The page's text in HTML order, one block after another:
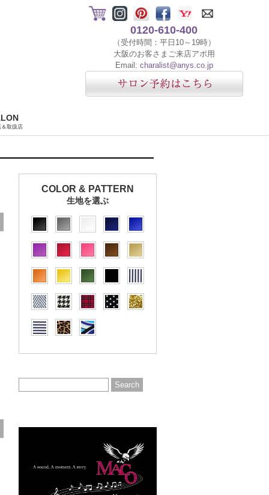
0120-610-400
（受付時間：平日10～19時）
大阪のお客さまご来店アポ用
Email: charalist@anys.co.jp
＆取扱店
COLOR & PATTERN
生地を選ぶ